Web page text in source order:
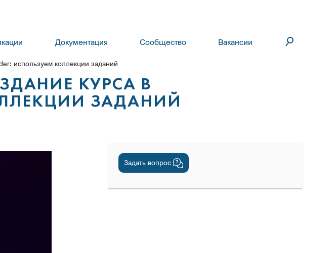
Документация Сообщество Вакансии
используем коллекции заданий
КУРСА В
ЗАДАНИЙ
Задать вопрос